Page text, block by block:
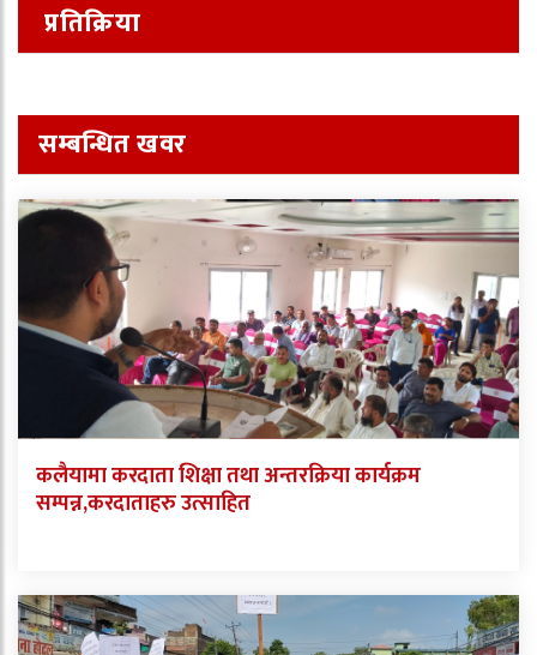
प्रतिक्रिया
सम्बन्धित खवर
कलैयामा करदाता शिक्षा तथा अन्तरक्रिया कार्यक्रम
सम्पन्न,करदाताहरु उत्साहित